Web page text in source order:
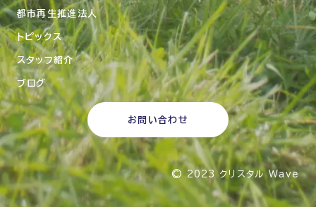
都市再生推進法人
トピックス
スタッフ紹介
ブログ
お問い合わせ
© 2023 クリスタル Wave